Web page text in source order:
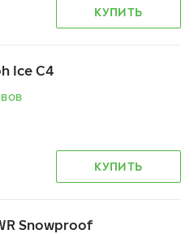
КУПИТЬ
Ice C4
КУПИТЬ
Snowproof